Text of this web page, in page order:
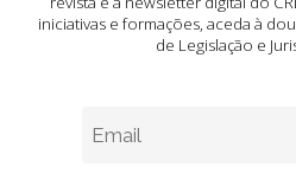
ADVOGADOS
iniciativas e formações, aceda à
de Legislação e